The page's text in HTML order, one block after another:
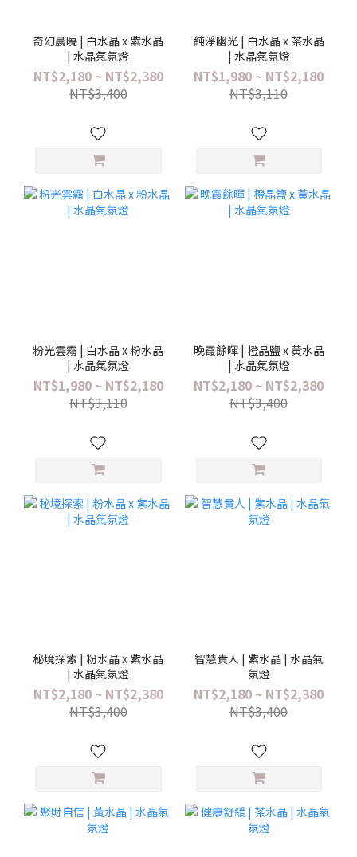
奇幻晨曉 | 白水晶 x 紫水晶
| 水晶氣氛燈
NT$2,180 ~ NT$2,380
NT$3,400
純淨幽光 | 白水晶 x 茶水晶
| 水晶氣氛燈
NT$1,980 ~ NT$2,180
NT$3,110
粉光雲霧 | 白水晶 x 粉水晶
| 水晶氣氛燈
NT$1,980 ~ NT$2,180
NT$3,110
晚霞餘暉 | 橙晶鹽 x 黃水晶
| 水晶氣氛燈
NT$2,180 ~ NT$2,380
NT$3,400
秘境探索 | 粉水晶 x 紫水晶
| 水晶氣氛燈
NT$2,180 ~ NT$2,380
NT$3,400
智慧貴人 | 紫水晶 | 水晶氣
氛燈
NT$2,180 ~ NT$2,380
NT$3,400